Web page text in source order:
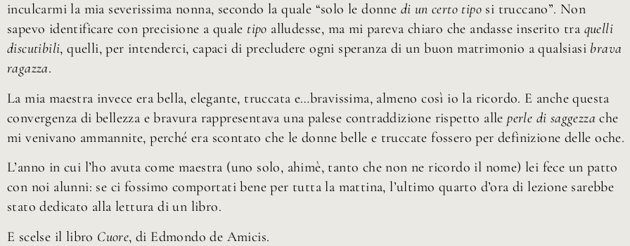
inculcarmi la mia severissima nonna, secondo la quale “solo le donne di un certo tipo si truccano”. Non
sapevo identificare con precisione a quale tipo alludesse, ma mi pareva chiaro che andasse inserito tra quelli
discutibili, quelli, per intenderci, capaci di precludere ogni speranza di un buon matrimonio a qualsiasi brava
ragazza.
La mia maestra invece era bella, elegante, truccata e…bravissima, almeno così io la ricordo. E anche questa
convergenza di bellezza e bravura rappresentava una palese contraddizione rispetto alleperle di saggezza che
mi venivano ammannite, perché era scontato che le donne belle e truccate fossero per definizione delle oche.
L’anno in cui l’ho avuta come maestra (uno solo, ahimè, tanto che non ne ricordo il nome) lei fece un patto
con noi alunni: se ci fossimo comportati bene per tutta la mattina, l’ultimo quarto d’ora di lezione sarebbe
stato dedicato alla lettura di un libro.
E scelse il libro Cuore, di Edmondo de Amicis.